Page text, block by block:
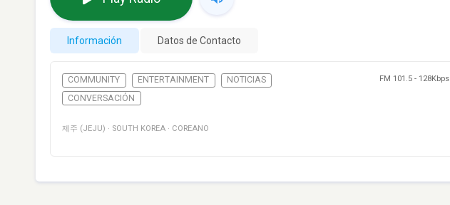
Información Datos de Contacto
COMMUNITY ENTERTAINMENT
NOTICIAS
CONVERSACIÓN
FM 101.5 - 128Kbps
제주 (JEJU) · SOUTH KOREA · COREANO